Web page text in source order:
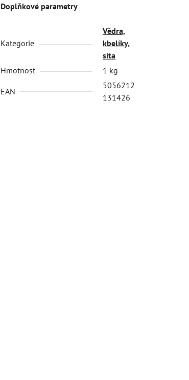
Doplňkové parametry
Kategorie
Vědra,
kbelíky,
síta
Hmotnost
1 kg
EAN
5056212
131426